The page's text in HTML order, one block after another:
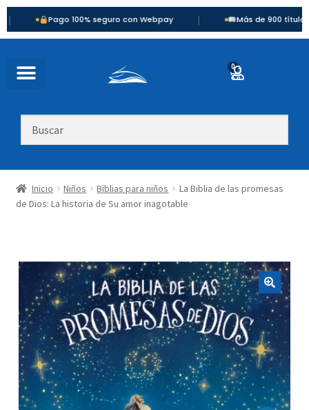
Pago 100% seguro con Webpay | Más de 900 títulos
0
Inicio Niños Biblias para niños
La Biblia de las promesas
de Dios: La historia de Su amor inagotable